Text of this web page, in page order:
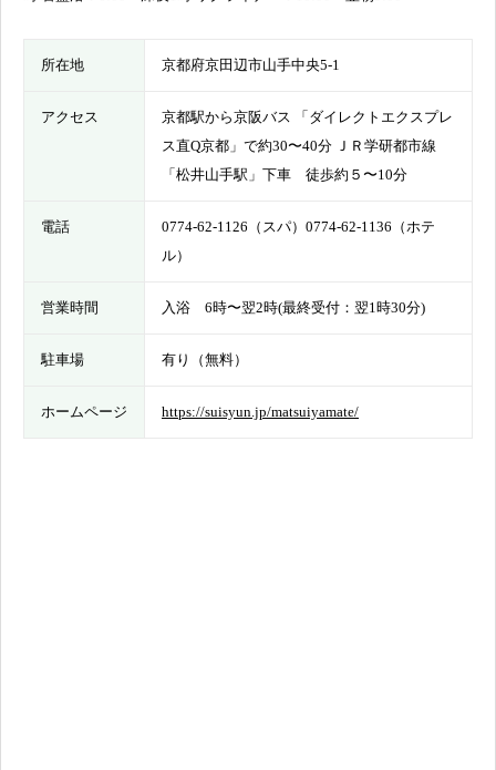
所在地 京都府京田辺市山手中央5-1
アクセス
京都駅から京阪バス 「ダイレクトエクスプレ
ス直Q京都」で約30〜40分 ＪＲ学研都市線
「松井山手駅」下車 徒歩約５〜10分
電話
0774-62-1126（スパ）0774-62-1136（ホテ
ル）
営業時間 入浴 6時〜翌2時(最終受付：翌1時30分)
駐車場 有り（無料）
ホームページ https://suisyun.jp/matsuiyamate/